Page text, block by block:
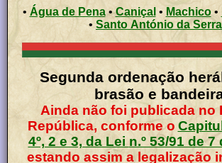
• Água de Pena•Caniçal • Machico•
• Santo António da Serra
Segunda ordenação
brasão e
Ainda não foi publicada no
República, conforme o
4º, 2 e 3, da Lei n.º 53/
estando assim a legalização